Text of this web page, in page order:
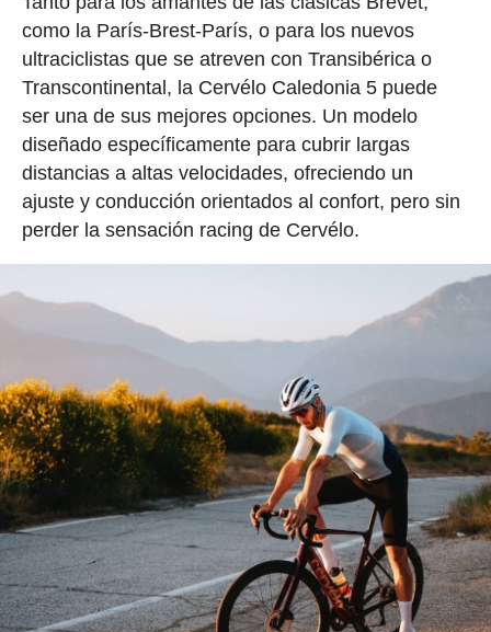
como la París-Brest-París, o para los nuevos
ultraciclistas que se atreven con Transibérica o
Transcontinental, la Cervélo Caledonia 5 puede
ser una de sus mejores opciones. Un modelo
diseñado específicamente para cubrir largas
distancias a altas velocidades, ofreciendo un
ajuste y conducción orientados al confort, pero sin
perder la sensación racing de Cervélo.